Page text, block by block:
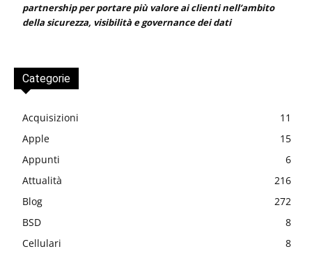
partnership per portare più valore ai clienti nell’ambito
della sicurezza, visibilità e governance dei dati
Categorie
Acquisizioni
11
Apple
15
Appunti
6
Attualità
216
Blog
272
BSD
8
Cellulari
8